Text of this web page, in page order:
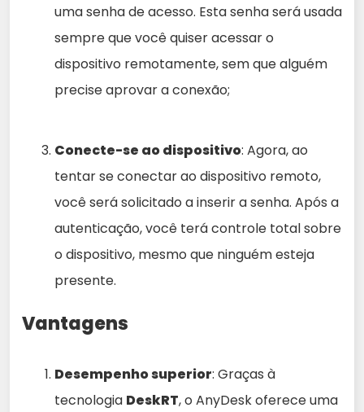
uma senha de acesso. Esta senha será usada
sempre que você quiser acessar o
dispositivo remotamente, sem que alguém
precise aprovar a conexão;
Conecte-se ao dispositivo: Agora, ao
tentar se conectar ao dispositivo remoto,
você será solicitado a inserir a senha. Após a
autenticação, você terá controle total sobre
o dispositivo, mesmo que ninguém esteja
presente.
Vantagens
Desempenho superior: Graças à
tecnologia DeskRT, o AnyDesk oferece uma